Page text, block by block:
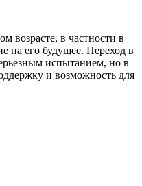
возрасте, в частности в
на его будущее. Переход в
испытанием, но в
и возможность для